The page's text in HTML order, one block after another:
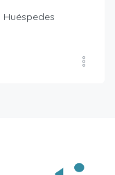
Huéspedes